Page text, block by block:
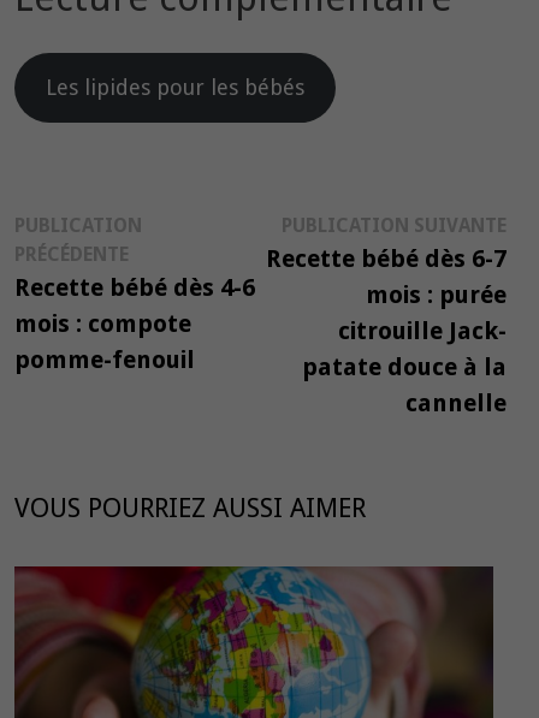
Les lipides pour les bébés
Navigation
de
l’article
PUBLICATION
PRÉCÉDENTE
précédente :
Recette bébé dès 4-6
mois : compote
pomme-fenouil
PUBLICATION SUIVANTE
Recette bébé dès 6-7
mois : purée
citrouille Jack-
patate douce à la
cannelle
VOUS POURRIEZ AUSSI AIMER